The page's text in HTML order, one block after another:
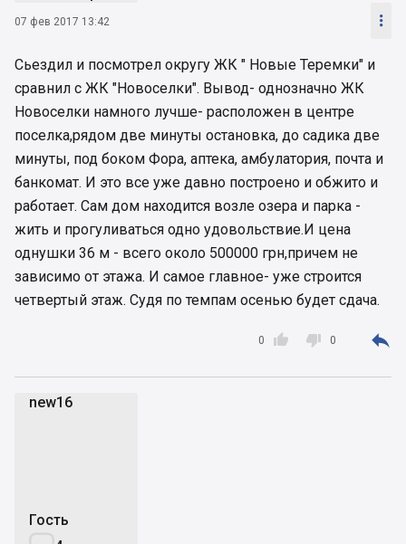
07 фев 2017 13:42 
Сьездил и посмотрел округу ЖК " Новые Теремки" и
сравнил с ЖК "Новоселки". Вывод- однозначно ЖК
Новоселки намного лучше- расположен в центре
поселка,рядом две минуты остановка, до садика две
минуты, под боком Фора, аптека, амбулатория, почта и
банкомат. И это все уже давно построено и обжито и
работает. Сам дом находится возле озера и парка -
жить и прогуливаться одно удовольствие.И цена
однушки 36 м - всего около 500000 грн,причем не
зависимо от этажа. И самое главное- уже строится
четвертый этаж. Судя по темпам осенью будет сдача.

0  0 
new16
Гость